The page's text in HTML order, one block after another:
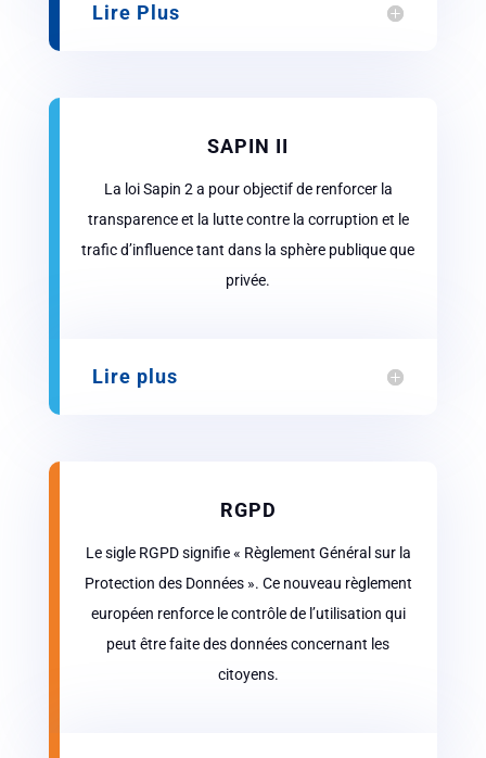
Lire Plus
SAPIN II
La loi Sapin 2 a pour objectif de renforcer la
transparence et la lutte contre la corruption et le
trafic d’influence tant dans la sphère publique que
privée.
Lire plus
RGPD
Le sigle RGPD signifie « Règlement Général sur la
Protection des Données ». Ce nouveau règlement
européen renforce le contrôle de l’utilisation qui
peut être faite des données concernant les
citoyens.